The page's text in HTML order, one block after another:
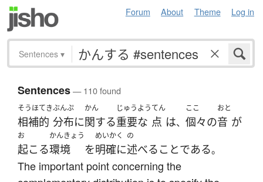
Forum About Theme Log in
Sentences ▾
Sentences— 110 found
そうほ
相補
てき
的
ぶんぷ
分布に
かん
関する
じゅうよう
重要な
てん
点 は、
ここ
個々の
おと
音 が
お
起こる
かんきょう
環境 を
めいかく
明確に
の
述べる ことである。
The important point concerning the